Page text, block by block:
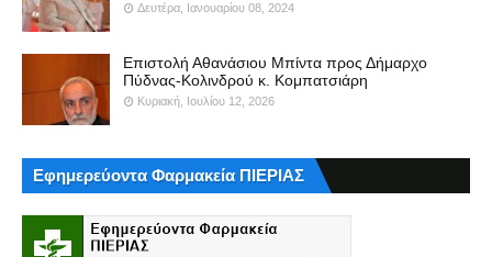
Δευτέρα, Ιανουαρίου 08, 2024
Επιστολή Αθανάσιου Μπίντα προς Δήμαρχο
Πύδνας-Κολινδρού κ. Κομπατσιάρη
Κυριακή, Ιουλίου 12, 2026
Εφημερεύοντα Φαρμακεία ΠΙΕΡΙΑΣ